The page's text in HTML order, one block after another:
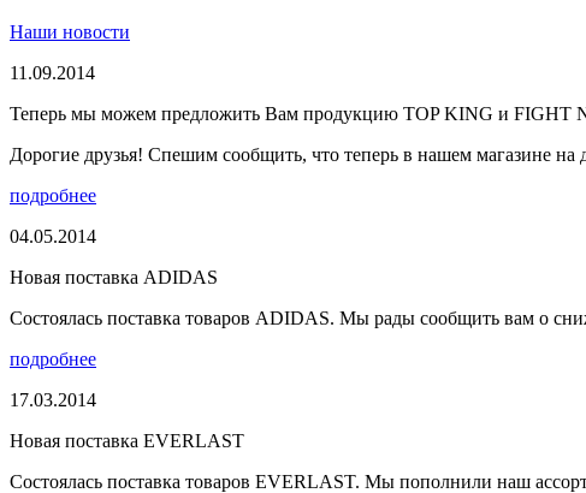
Наши новости
11.09.2014
Теперь мы можем предложить Вам продукцию TOP KING и FIGHT
Дорогие друзья! Спешим сообщить, что теперь в нашем магазине
подробнее
04.05.2014
Новая поставка ADIDAS
Состоялась поставка товаров ADIDAS. Мы рады сообщить вам о
подробнее
17.03.2014
Новая поставка EVERLAST
Состоялась поставка товаров EVERLAST. Мы пополнили наш